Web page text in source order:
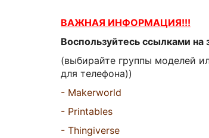
ВАЖНАЯ ИНФОРМАЦИЯ!!!
Воспользуйтесь ссылками
(выбирайте группы моделей
для телефона))
- Makerworld
- Printables
- Thingiverse